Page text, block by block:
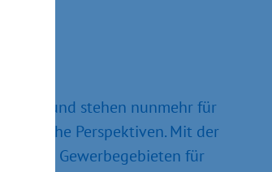
und stehen nunmehr für
Perspektiven. Mit der
von Gewerbegebieten für